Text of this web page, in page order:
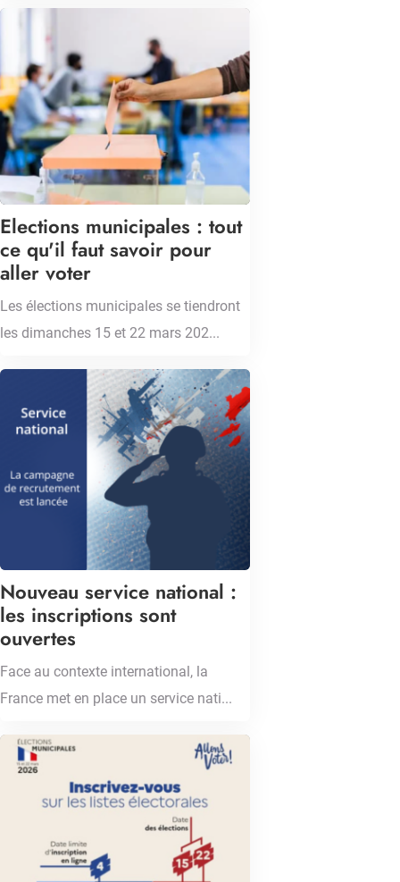
Elections municipales : tout
ce qu'il faut savoir pour
aller voter
Les élections municipales se tiendront
les dimanches 15 et 22 mars 202...
Nouveau service national :
les inscriptions sont
ouvertes
Face au contexte international, la
France met en place un service nati...